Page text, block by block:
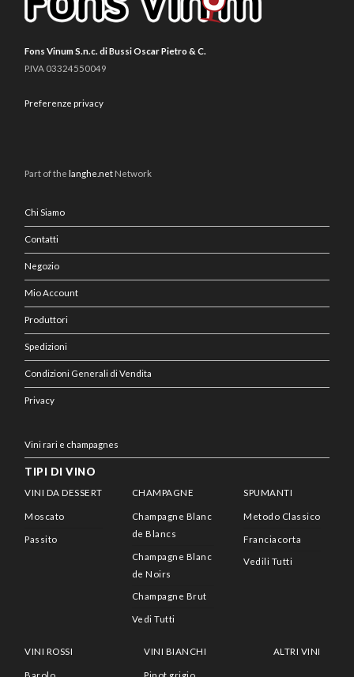
Fons Vinum S.n.c. di Bussi Oscar Pietro & C.
P.IVA 03324550049
Preferenze privacy
Part of thelanghe.net Network
Chi Siamo
Contatti
Negozio
Mio Account
Produttori
Spedizioni
Condizioni Generali di Vendita
Privacy
Vini rari e champagnes
TIPI DI VINO
VINI DA DESSERT
Moscato
Passito
CHAMPAGNE
Champagne Blanc
de Blancs
Champagne Blanc
de Noirs
Champagne Brut
Vedi Tutti
SPUMANTI
Metodo Classico
Franciacorta
Vedili Tutti
VINI ROSSI VINI BIANCHI ALTRI VINI